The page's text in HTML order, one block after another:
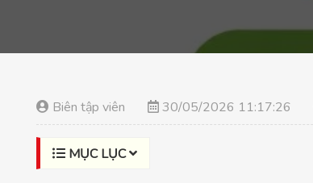
Biên tập viên 30/05/2026 11:17:26
MỤC LỤC